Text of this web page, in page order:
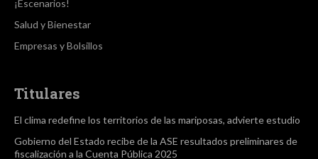
¡Escenarios!
Salud y Bienestar
Empresas y Bolsillos
Titulares
El clima redefine los territorios de las mariposas, advierte estudio
Gobierno del Estado recibe de la ASE resultados preliminares de
fiscalización a la Cuenta Pública 2025